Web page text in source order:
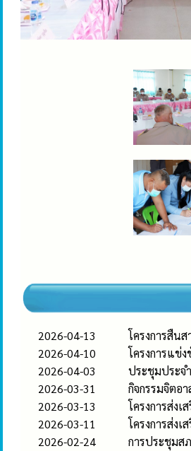
2026-04-13
โครงการสืน
2026-04-10
โครงการแข่
2026-04-03
ประชุมประจ
2026-03-31
กิจกรรมจิตอ
2026-03-13
โครงการส่ง
2026-03-11
โครงการส่ง
2026-02-24
การประชุมส